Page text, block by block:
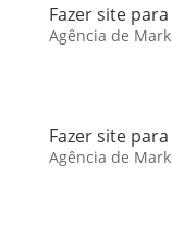
Fazer site
Agência de
Fazer site
Agência de